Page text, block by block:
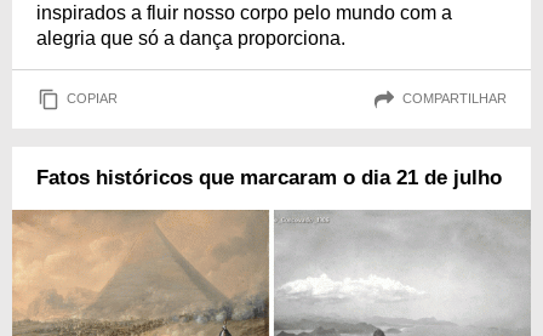
inspirados a fluir nosso corpo pelo mundo com a
alegria que só a dança proporciona.
COPIAR COMPARTILHAR
Fatos históricos que marcaram o dia 21 de julho